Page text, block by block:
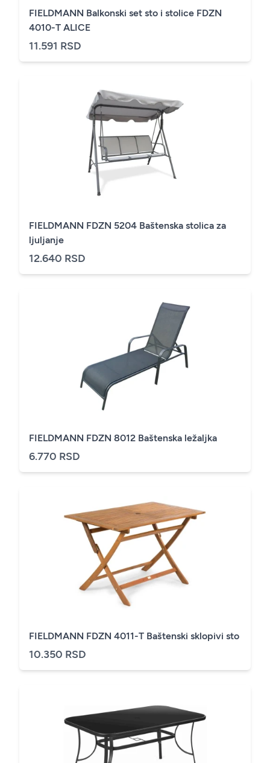
FIELDMANN Balkonski set sto i stolice FDZN
4010-T ALICE
11.591 RSD
FIELDMANN FDZN 5204 Baštenska stolica za
ljuljanje
12.640 RSD
FIELDMANN FDZN 8012 Baštenska ležaljka
6.770 RSD
FIELDMANN FDZN 4011-T Baštenski sklopivi sto
10.350 RSD